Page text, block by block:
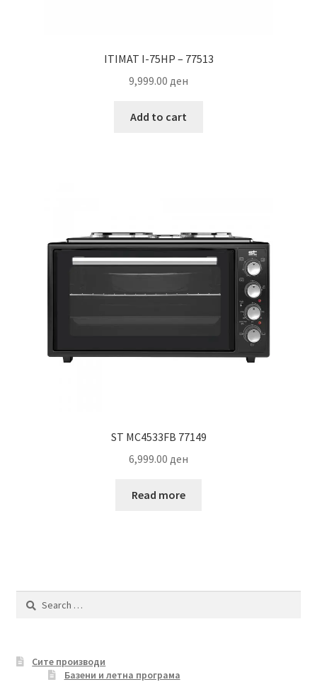
ITIMAT I-75HP – 77513
9,999.00 ден
Add to cart
ST MC4533FB 77149
6,999.00 ден
Read more
Search
Сите производи
Базени и летна програма